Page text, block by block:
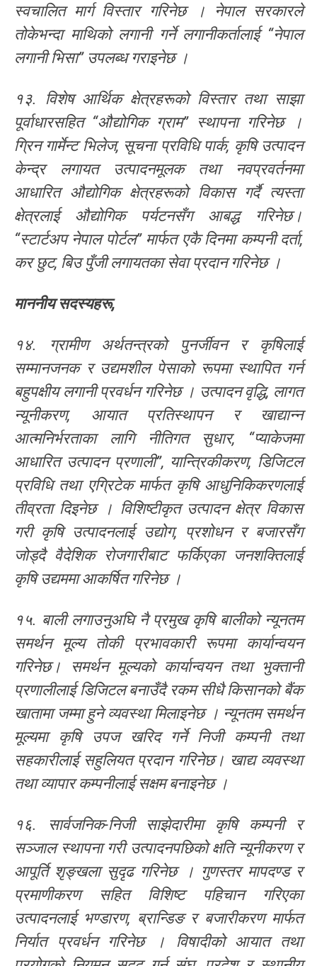
स्वचालित मार्ग विस्तार गरिनेछ । नेपाल सरकारले
तोकेभन्दा माथिको लगानी गर्ने लगानीकर्तालाई “नेपाल
लगानी भिसा” उपलब्ध गराइनेछ ।
१३. विशेष आर्थिक क्षेत्रहरूको विस्तार तथा साझा
पूर्वाधारसहित “औद्योगिक ग्राम” स्थापना गरिनेछ ।
ग्रिन गार्मेन्ट भिलेज, सूचना प्रविधि पार्क, कृषि उत्पादन
केन्द्र लगायत उत्पादनमूलक तथा नवप्रवर्तनमा
आधारित औद्योगिक क्षेत्रहरूको विकास गर्दै त्यस्ता
क्षेत्रलाई औद्योगिक पर्यटनसँग आबद्ध गरिनेछ।
“स्टार्टअप नेपाल पोर्टल” मार्फत एकै दिनमा कम्पनी दर्ता,
कर छुट, बिउ पुँजी लगायतका सेवा प्रदान गरिनेछ ।
माननीय सदस्यहरू,
१४. ग्रामीण अर्थतन्त्रको पुनर्जीवन र कृषिलाई
सम्मानजनक र उद्यमशील पेसाको रूपमा स्थापित गर्न
बहुपक्षीय लगानी प्रवर्धन गरिनेछ । उत्पादन वृद्धि, लागत
न्यूनीकरण, आयात प्रतिस्थापन र खाद्यान्न
आत्मनिर्भरताका लागि नीतिगत सुधार, “प्याकेजमा
आधारित उत्पादन प्रणाली”, यान्त्रिकीकरण, डिजिटल
प्रविधि तथा एग्रिटेक मार्फत कृषि आधुनिकिकरणलाई
तीव्रता दिइनेछ । विशिष्टीकृत उत्पादन क्षेत्र विकास
गरी कृषि उत्पादनलाई उद्योग, प्रशोधन र बजारसँग
जोड्दै वैदेशिक रोजगारीबाट फर्किएका जनशक्तिलाई
कृषि उद्यममा आकर्षित गरिनेछ ।
१५. बाली लगाउनुअघि नै प्रमुख कृषि बालीको न्यूनतम
समर्थन मूल्य तोकी प्रभावकारी रूपमा कार्यान्वयन
गरिनेछ। समर्थन मूल्यको कार्यान्वयन तथा भुक्तानी
प्रणालीलाई डिजिटल बनाउँदै रकम सीधै किसानको बैंक
खातामा जम्मा हुने व्यवस्था मिलाइनेछ । न्यूनतम समर्थन
मूल्यमा कृषि उपज खरिद गर्ने निजी कम्पनी तथा
सहकारीलाई सहुलियत प्रदान गरिनेछ। खाद्य व्यवस्था
तथा व्यापार कम्पनीलाई सक्षम बनाइनेछ ।
१६. सार्वजनिक-निजी साझेदारीमा कृषि कम्पनी र
सञ्जाल स्थापना गरी उत्पादनपछिको क्षति न्यूनीकरण र
आपूर्ति शृङ्खला सुदृढ गरिनेछ । गुणस्तर मापदण्ड र
प्रमाणीकरण सहित विशिष्ट पहिचान गरिएका
उत्पादनलाई भण्डारण, ब्रान्डिङ र बजारीकरण मार्फत
निर्यात प्रवर्धन गरिनेछ । विषादीको आयात तथा